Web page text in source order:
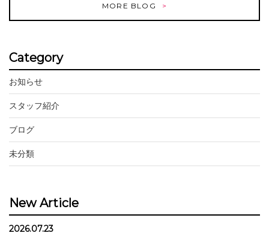
MORE BLOG
Category
お知らせ
スタッフ紹介
ブログ
未分類
New Article
2026.07.23